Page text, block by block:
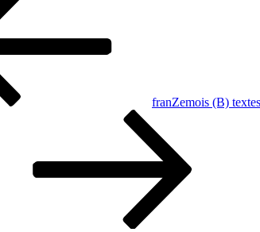
franZemois (B)